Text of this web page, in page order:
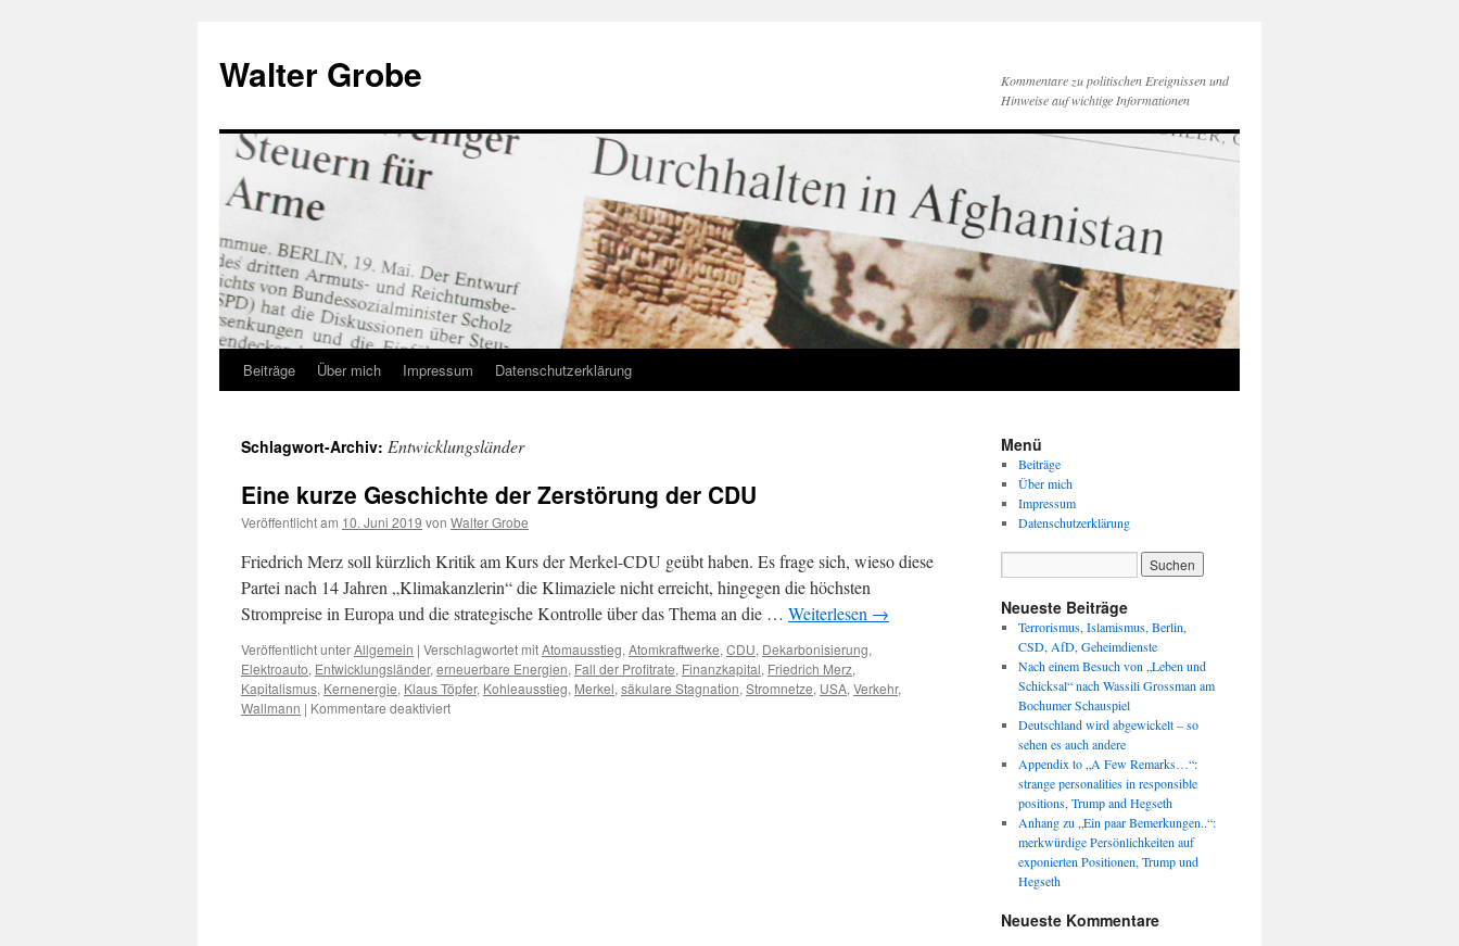
springen
Walter Grobe
Kommentare zu politischen Ereignissen und
Hinweise auf wichtige Informationen
Beiträge Über mich Impressum Datenschutzerklärung
Schlagwort-Archiv: Entwicklungsländer
Eine kurze Geschichte der Zerstörung der CDU
Veröffentlicht am 10. Juni 2019 von Walter Grobe
Friedrich Merz soll kürzlich Kritik am Kurs der Merkel-CDU geübt haben. Es frage sich, wieso diese
Partei nach 14 Jahren „Klimakanzlerin“ die Klimaziele nicht erreicht, hingegen die höchsten
Strompreise in Europa und die strategische Kontrolle über das Thema an die … Weiterlesen →
Veröffentlicht unterAllgemein | Verschlagwortet mitAtomausstieg, Atomkraftwerke, CDU, Dekarbonisierung,
Elektroauto, Entwicklungsländer, erneuerbare Energien, Fall der Profitrate, Finanzkapital, Friedrich Merz,
Kapitalismus, Kernenergie, Klaus Töpfer, Kohleausstieg, Merkel, säkulare Stagnation, Stromnetze, USA, Verkehr,
Wallmann | Kommentare deaktiviertfür
Menü
Beiträge
Über mich
Impressum
Datenschutzerklärung
Neueste Beiträge
Terrorismus, Islamismus, Berlin,
CSD, AfD, Geheimdienste
Nach einem Besuch von „Leben und
Schicksal“ nach Wassili Grossman am
Bochumer Schauspiel
Deutschland wird abgewickelt – so
sehen es auch andere
Appendix to „A Few Remarks…“:
strange personalities in responsible
positions, Trump and Hegseth
Anhang zu „Ein paar Bemerkungen..“:
merkwürdige Persönlichkeiten auf
exponierten Positionen, Trump und
Hegseth
Neueste Kommentare